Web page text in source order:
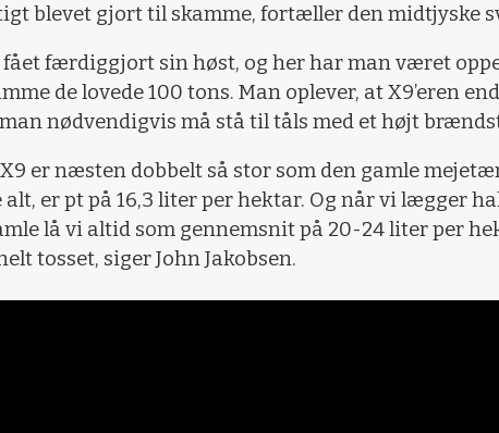
blevet gjort til skamme, fortæller den midtjyske
fået færdiggjort sin høst, og her har man været
de lovede 100 tons. Man oplever, at X9’eren
nødvendigvis må stå til tåls med et højt
er næsten dobbelt så stor som den gamle
er pt på 16,3 liter per hektar. Og når vi lægger
lå vi altid som gennemsnit på 20-24 liter per
tosset, siger John Jakobsen.